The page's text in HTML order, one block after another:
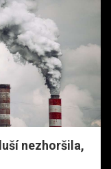
nezhoršila,